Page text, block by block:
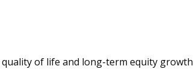
of life and long-term equity growth